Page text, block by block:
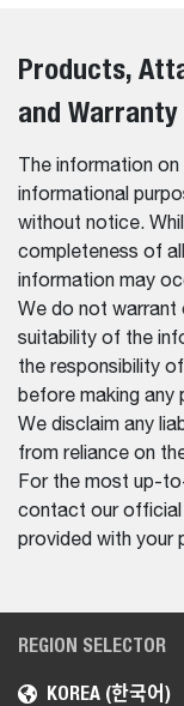
Products,
and
The information
informational
without notice.
completeness of
information may
We do not warrant
suitability of the
the responsibility
before making any
We disclaim any
from reliance on
For the most up-
contact our official
provided with your
REGION SELECTOR
KOREA (한국어)